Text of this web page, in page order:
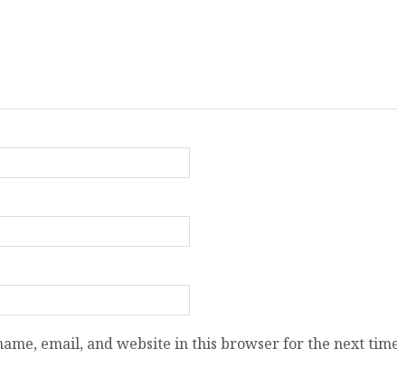
email, and website in this browser for the next